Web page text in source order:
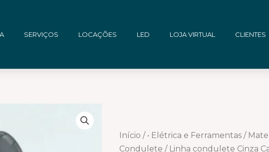
SERVIÇOS LOCAÇÕES LED LOJA VIRTUAL CLIENTES
Início / • Elétrica e Ferramentas /
Condulete / Linha condulete Cinza